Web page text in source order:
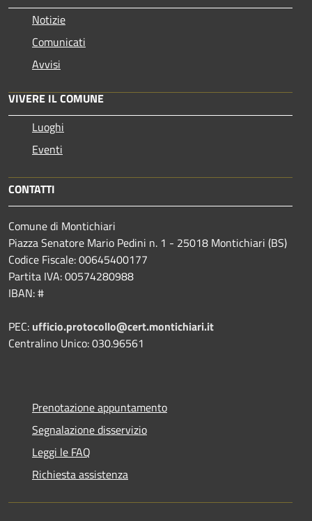
Notizie
Comunicati
Avvisi
VIVERE IL COMUNE
Luoghi
Eventi
CONTATTI
Comune di Montichiari
Piazza Senatore Mario Pedini n. 1 - 25018 Montichiari (BS)
Codice Fiscale: 00645400177
Partita IVA: 00574280988
IBAN: #
PEC: ufficio.protocollo@cert.montichiari.it
Centralino Unico: 030.96561
Prenotazione appuntamento
Segnalazione disservizio
Leggi le FAQ
Richiesta assistenza